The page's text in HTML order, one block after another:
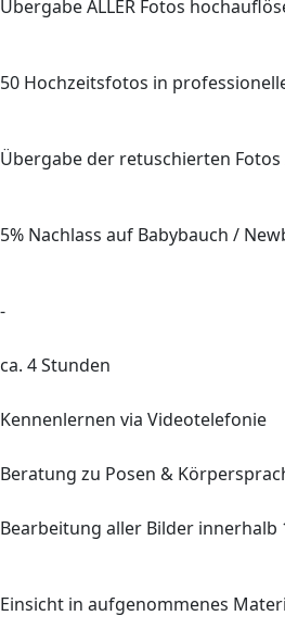
ÜbergabeALLER Fotos
50 Hochzeitsfotos in
Übergabe der retuschierten
5% Nachlass auf Babybauch /
-
ca. 4Stunden
Kennenlernen via Videotelefonie
Beratung zu Posen &
Bearbeitung aller Bilder innerhalb
Einsicht in aufgenommenes